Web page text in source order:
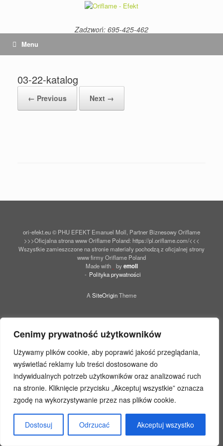
Cenimy prywatność użytkowników
Używamy plików cookie, aby poprawić jakość przeglądania,
wyświetlać reklamy lub treści dostosowane do
indywidualnych potrzeb użytkowników oraz analizować ruch
na stronie. Kliknięcie przycisku „Akceptuj wszystkie” oznacza
zgodę na wykorzystywanie przez nas plików cookie.
Dostosuj Odrzucać Akceptuj wszystko
Zadzwoń: 695-425-462
Menu
03-22-katalog
← Previous Next →
ori-efekt.eu © PHU EFEKT Emanuel Moll, Partner Biznesowy Oriflame
>>>Oficjalna strona www Oriflame Poland: https://pl.oriflame.com/<<<
Wszystkie zamieszczone na stronie materiały pochodzą z oficjalnej strony
www firmy Oriflame Poland
Made with
byemoll
Polityka prywatności
A SiteOriginTheme